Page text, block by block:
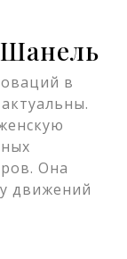
в
Она
движений